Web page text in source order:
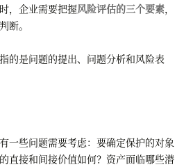
，企业需要把握风险评估的三个要素
断。
是问题的提出、问题分析和风险表
些问题需要考虑：要确定保护的对象
直接和间接价值如何？资产面临哪些潜